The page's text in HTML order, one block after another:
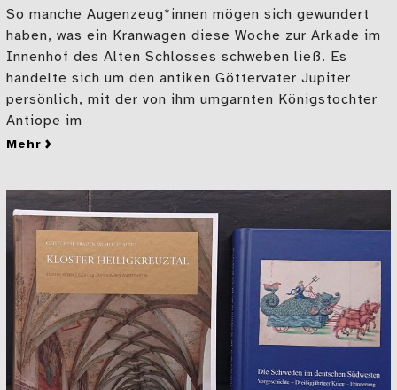
So manche Augenzeug*innen mögen sich gewundert
haben, was ein Kranwagen diese Woche zur Arkade im
Innenhof des Alten Schlosses schweben ließ. Es
handelte sich um den antiken Göttervater Jupiter
persönlich, mit der von ihm umgarnten Königstochter
Antiope im
mehr